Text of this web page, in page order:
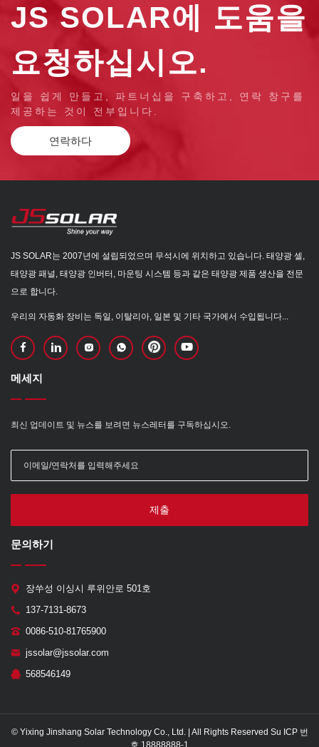
JS SOLAR에 도움을
요청하십시오.
일을 쉽게 만들고, 파트너십을 구축하고, 연락 창구를
제공하는 것이 전부입니다.
연락하다
JS SOLAR는 2007년에 설립되었으며 무석시에 위치하고 있습니다. 태양광 셀,
태양광 패널, 태양광 인버터, 마운팅 시스템 등과 같은 태양광 제품 생산을 전문
으로 합니다.
우리의 자동화 장비는 독일, 이탈리아, 일본 및 기타 국가에서 수입됩니다...
메세지
최신 업데이트 및 뉴스를 보려면 뉴스레터를 구독하십시오.
제출
문의하기
장쑤성 이싱시 루위안로 501호
137-7131-8673
0086-510-81765900
jssolar@jssolar.com
568546149
© Yixing Jinshang Solar Technology Co., Ltd. | All Rights Reserved Su ICP 번
호 18888888-1